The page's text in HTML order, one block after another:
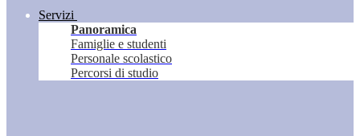
Servizi
Panoramica
Famiglie e studenti
Personale scolastico
Percorsi di studio